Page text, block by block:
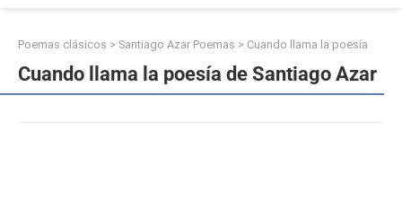
Poemas clásicos > Santiago Azar Poemas > Cuando llama la poesía
Cuando llama la poesía de Santiago Azar